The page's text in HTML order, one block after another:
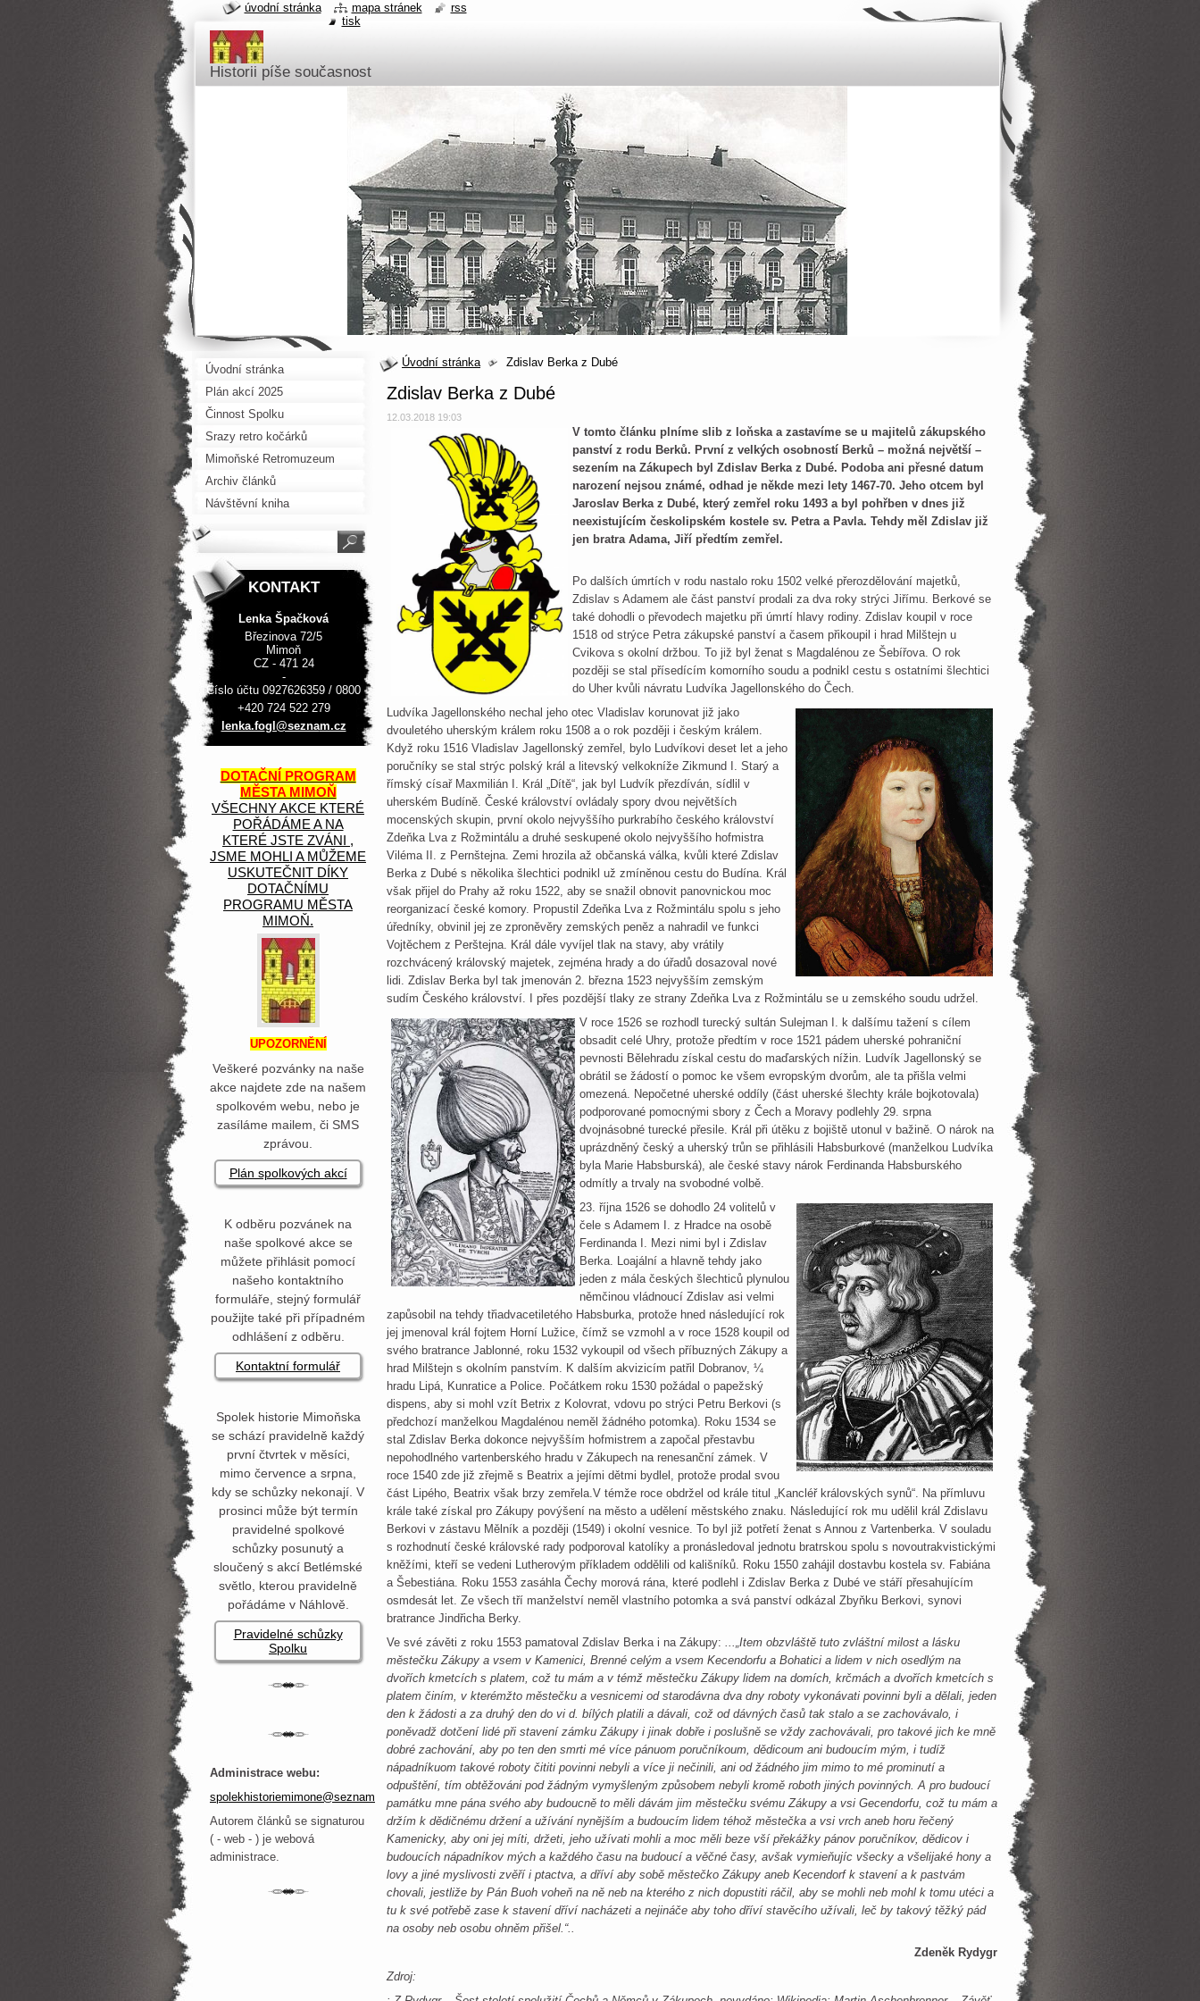
Historii píše současnost
Úvodní stránka Zdislav Berka z Dubé
Zdislav Berka z Dubé
12.03.2018 19:03
V tomto článku plníme slib z loňska a zastavíme se u majitelů zákupského
panství z rodu Berků. První z velkých osobností Berků – možná největší –
sezením na Zákupech byl Zdislav Berka z Dubé. Podoba ani přesné datum
narození nejsou známé, odhad je někde mezi lety 1467-70. Jeho otcem byl
Jaroslav Berka z Dubé, který zemřel roku 1493 a byl pohřben v dnes již
neexistujícím českolipském kostele sv. Petra a Pavla. Tehdy měl Zdislav již
jen bratra Adama, Jiří předtím zemřel.
Po dalších úmrtích v rodu nastalo roku 1502 velké přerozdělování majetků,
Zdislav s Adamem ale část panství prodali za dva roky strýci Jiřímu. Berkové se
také dohodli o převodech majetku při úmrtí hlavy rodiny. Zdislav koupil v roce
1518 od strýce Petra zákupské panství a časem přikoupil i hrad Milštejn u
Cvikova s okolní držbou. To již byl ženat s Magdalénou ze Šebířova. O rok
později se stal přísedícím komorního soudu a podnikl cestu s ostatními šlechtici
do Uher kvůli návratu Ludvíka Jagellonského do Čech.
Ludvíka Jagellonského nechal jeho otec Vladislav korunovat již jako
dvouletého uherským králem roku 1508 a o rok později i českým králem.
Když roku 1516 Vladislav Jagellonský zemřel, bylo Ludvíkovi deset let a jeho
poručníky se stal strýc polský král a litevský velkokníže Zikmund I. Starý a
římský císař Maxmilián I. Král „Dítě“, jak byl Ludvík přezdíván, sídlil v
uherském Budíně. České království ovládaly spory dvou největších
mocenských skupin, první okolo nejvyššího purkrabího českého království
Zdeňka Lva z Rožmintálu a druhé seskupené okolo nejvyššího hofmistra
Viléma II. z Pernštejna. Zemi hrozila až občanská válka, kvůli které Zdislav
Berka z Dubé s několika šlechtici podnikl už zmíněnou cestu do Budína. Král
však přijel do Prahy až roku 1522, aby se snažil obnovit panovnickou moc
reorganizací české komory. Propustil Zdeňka Lva z Rožmintálu spolu s jeho
úředníky, obvinil jej ze zproněvěry zemských peněz a nahradil ve funkci
Vojtěchem z Perštejna. Král dále vyvíjel tlak na stavy, aby vrátily
rozchvácený královský majetek, zejména hrady a do úřadů dosazoval nové
lidi. Zdislav Berka byl tak jmenován 2. března 1523 nejvyšším zemským
sudím Českého království. I přes pozdější tlaky ze strany Zdeňka Lva z Rožmintálu se u zemského soudu udržel.
V roce 1526 se rozhodl turecký sultán Sulejman I. k dalšímu tažení s cílem
obsadit celé Uhry, protože předtím v roce 1521 pádem uherské pohraniční
pevnosti Bělehradu získal cestu do maďarských nížin. Ludvík Jagellonský se
obrátil se žádostí o pomoc ke všem evropským dvorům, ale ta přišla velmi
omezená. Nepočetné uherské oddíly (část uherské šlechty krále bojkotovala)
podporované pomocnými sbory z Čech a Moravy podlehly 29. srpna
dvojnásobné turecké přesile. Král při útěku z bojiště utonul v bažině. O nárok na
uprázdněný český a uherský trůn se přihlásili Habsburkové (manželkou Ludvíka
byla Marie Habsburská), ale české stavy nárok Ferdinanda Habsburského
odmítly a trvaly na svobodné volbě.
23. října 1526 se dohodlo 24 volitelů v
čele s Adamem I. z Hradce na osobě
Ferdinanda I. Mezi nimi byl i Zdislav
Berka. Loajální a hlavně tehdy jako
jeden z mála českých šlechticů plynulou
němčinou vládnoucí Zdislav asi velmi
zapůsobil na tehdy třiadvacetiletého Habsburka, protože hned následující rok
jej jmenoval král fojtem Horní Lužice, čímž se vzmohl a v roce 1528 koupil od
svého bratrance Jablonné, roku 1532 vykoupil od všech příbuzných Zákupy a
hrad Milštejn s okolním panstvím. K dalším akvizicím patřil Dobranov, ¼
hradu Lipá, Kunratice a Police. Počátkem roku 1530 požádal o papežský
dispens, aby si mohl vzít Betrix z Kolovrat, vdovu po strýci Petru Berkovi (s
předchozí manželkou Magdalénou neměl žádného potomka). Roku 1534 se
stal Zdislav Berka dokonce nejvyšším hofmistrem a započal přestavbu
nepohodlného vartenberského hradu v Zákupech na renesanční zámek. V
roce 1540 zde již zřejmě s Beatrix a jejími dětmi bydlel, protože prodal svou
část Lipého, Beatrix však brzy zemřela.V témže roce obdržel od krále titul „Kancléř královských synů“. Na přímluvu
krále také získal pro Zákupy povýšení na město a udělení městského znaku. Následující rok mu udělil král Zdislavu
Berkovi v zástavu Mělník a později (1549) i okolní vesnice. To byl již potřetí ženat s Annou z Vartenberka. V souladu
s rozhodnutí české královské rady podporoval katolíky a pronásledoval jednotu bratrskou spolu s novoutrakvistickými
kněžími, kteří se vedeni Lutherovým příkladem oddělili od kališníků. Roku 1550 zahájil dostavbu kostela sv. Fabiána
a Šebestiána. Roku 1553 zasáhla Čechy morová rána, které podlehl i Zdislav Berka z Dubé ve stáří přesahujícím
osmdesát let. Ze všech tří manželství neměl vlastního potomka a svá panství odkázal Zbyňku Berkovi, synovi
bratrance Jindřicha Berky.
Ve své závěti z roku 1553 pamatoval Zdislav Berka i na Zákupy: ...„Item obzvláště tuto zvláštní milost a lásku
městečku Zákupy a vsem v Kamenici, Brenné celým a vsem Kecendorfu a Bohatici a lidem v nich osedlým na
dvořích kmetcích s platem, což tu mám a v témž městečku Zákupy lidem na domích, krčmách a dvořích kmetcích s
platem činím, v kterémžto městečku a vesnicemi od starodávna dva dny roboty vykonávati povinni byli a dělali, jeden
den k žádosti a za druhý den do vi d. bílých platili a dávali, což od dávných časů tak stalo a se zachovávalo, i
poněvadž dotčení lidé při stavení zámku Zákupy i jinak dobře i poslušně se vždy zachovávali, pro takové jich ke mně
dobré zachování, aby po ten den smrti mé více pánuom poručníkoum, dědicoum ani budoucím mým, i tudíž
nápadníkuom takové roboty čititi povinni nebyli a více ji nečinili, ani od žádného jim mimo to mé prominutí a
odpuštění, tím obtěžováni pod žádným vymyšleným způsobem nebyli kromě roboth jiných povinných. A pro budoucí
památku mne pána svého aby budoucně to měli dávám jim městečku svému Zákupy a vsi Gecendorfu, což tu mám a
držím k dědičnému držení a užívání nynějším a budoucím lidem téhož městečka a vsi vrch aneb horu řečený
Kamenicky, aby oni jej míti, držeti, jeho užívati mohli a moc měli beze vší překážky pánov poručníkov, dědicov i
budoucích nápadníkov mých a každého času na budoucí a věčné časy, avšak vymieňujíc všecky a všelijaké hony a
lovy a jiné myslivosti zvěří i ptactva, a dříví aby sobě městečko Zákupy aneb Kecendorf k stavení a k pastvám
chovali, jestliže by Pán Buoh voheň na ně neb na kterého z nich dopustiti ráčil, aby se mohli neb mohl k tomu utéci a
tu k své potřebě zase k stavení dříví nacházeti a nejináče aby toho dříví stavěcího užívali, leč by takový těžký pád
na osoby neb osobu ohněm přišel.“..
Zdeněk Rydygr
Zdroj:
Úvodní stránka
Plán akcí 2025
Činnost Spolku
Srazy retro kočárků
Mimoňské Retromuzeum
Archiv článků
Návštěvní kniha
KONTAKT
Lenka Špačková
Březinova 72/5
Mimoň
CZ - 471 24
-
Číslo účtu 0927626359 / 0800
+420 724 522 279
lenka.fogl@seznam.cz
DOTAČNÍ PROGRAM
MĚSTA MIMOŇ
VŠECHNY AKCE KTERÉ
POŘÁDÁME A NA
KTERÉ JSTE ZVÁNI ,
JSME MOHLI A MŮŽEME
USKUTEČNIT DÍKY
DOTAČNÍMU
PROGRAMU MĚSTA
MIMOŇ.
UPOZORNĚNÍ
Veškeré pozvánky na naše
akce najdete zde na našem
spolkovém webu, nebo je
zasíláme mailem, či SMS
zprávou.
Plán spolkových akcí
K odběru pozvánek na
naše spolkové akce se
můžete přihlásit pomocí
našeho kontaktního
formuláře, stejný formulář
použijte také při případném
odhlášení z odběru.
Kontaktní formulář
Spolek historie Mimoňska
se schází pravidelně každý
první čtvrtek v měsíci,
mimo července a srpna,
kdy se schůzky nekonají. V
prosinci může být termín
pravidelné spolkové
schůzky posunutý a
sloučený s akcí Betlémské
světlo, kterou pravidelně
pořádáme v Náhlově.
Pravidelné schůzky
Spolku
Administrace webu:
spolekhistoriemimone@seznam.cz
Autorem článků se signaturou
( - web - ) je webová
administrace.
úvodní stránka mapa stránek
rss
tisk